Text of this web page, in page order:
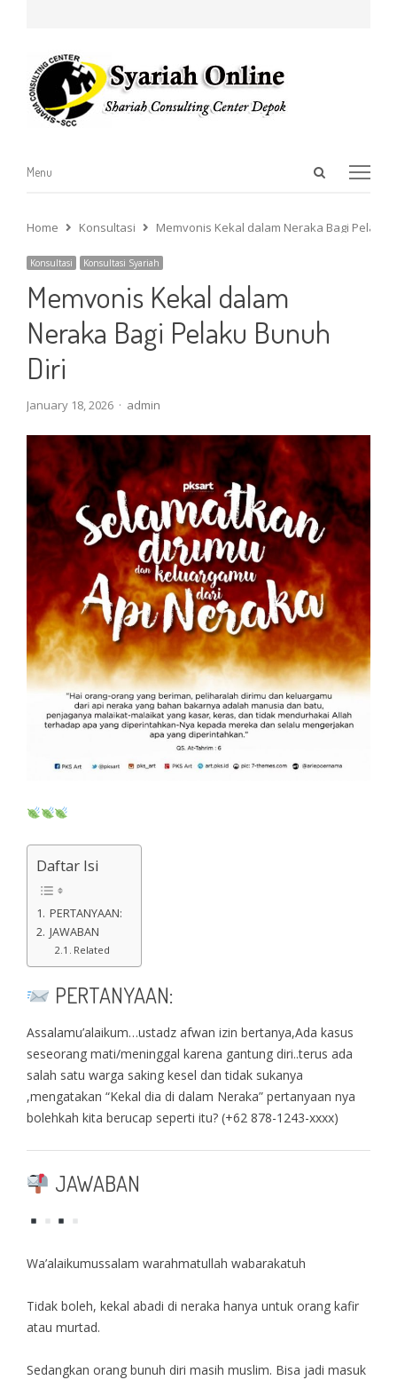
Open
Menu
Menu
Home Konsultasi Memvonis Kekal dalam Neraka Bagi Pelaku
Konsultasi Konsultasi Syariah
Memvonis Kekal dalam
Neraka Bagi Pelaku Bunuh
Diri
January 18, 2026 Author
admin
Daftar Isi
PERTANYAAN:
JAWABAN
Related
PERTANYAAN:
Assalamu’alaikum…ustadz afwan izin bertanya,Ada kasus
seseorang mati/meninggal karena gantung diri..terus ada
salah satu warga saking kesel dan tidak sukanya
,mengatakan “Kekal dia di dalam Neraka” pertanyaan nya
bolehkah kita berucap seperti itu? (+62 878-1243-xxxx)
JAWABAN
Wa’alaikumussalam warahmatullah wabarakatuh
Tidak boleh, kekal abadi di neraka hanya untuk orang kafir
atau murtad.
Sedangkan orang bunuh diri masih muslim. Bisa jadi masuk